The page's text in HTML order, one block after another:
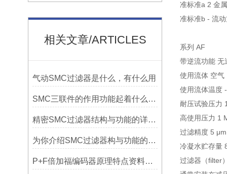
相关文章/ARTICLES
气动SMC过滤器是什么，有什么用
SMC三联件的作用功能起着什么影响？
精密SMC过滤器结构与功能的详细探究
为你介绍SMC过滤器构与功能的详细探究
P+F倍加福编码器原理特点资料参数分为哪些
准标准a 2 金
准标准b - 流
系列 AF
带逆流功能 无
使用流体 空气
使用流体温度
耐压试验压力
高使用压力 1
过滤精度 5 μm
冷凝水贮存量
过滤器（filter